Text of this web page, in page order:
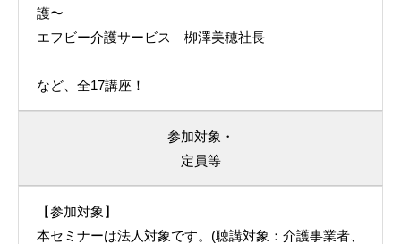
護〜
エフビー介護サービス 栁澤美穂社長
など、全17講座！
参加対象・
定員等
【参加対象】
本セミナーは法人対象です。(聴講対象：介護事業者、